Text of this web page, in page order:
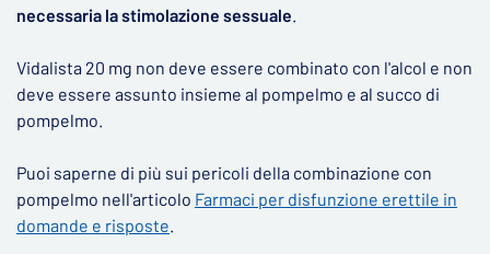
necessaria la stimolazione sessuale.
Vidalista 20 mg non deve essere combinato con l'alcol e non
deve essere assunto insieme al pompelmo e al succo di
pompelmo.
Puoi saperne di più sui pericoli della combinazione con
pompelmo nell'articolo Farmaci per disfunzione erettile in
domande e risposte.